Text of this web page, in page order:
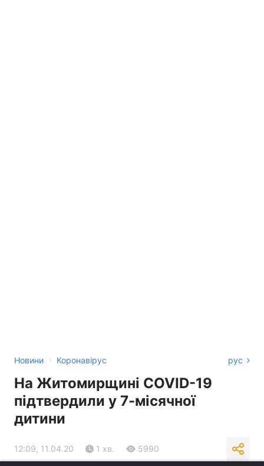
Новини › Коронавірус рус
На Житомирщині COVID-19
підтвердили у 7-місячної
дитини
12:09, 11.04.20 1 хв. 5990